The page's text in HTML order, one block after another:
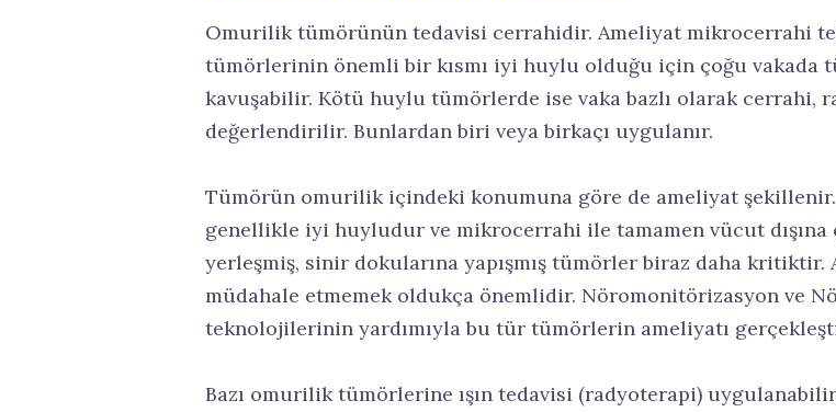
Omurilik tümörünün tedavisi cerrahidir. Ameliyat mikrocerrahi
tümörlerinin önemli bir kısmı iyi huylu olduğu için çoğu vakada
kavuşabilir. Kötü huylu tümörlerde ise vaka bazlı olarak cerrahi,
değerlendirilir. Bunlardan biri veya birkaçı uygulanır.
Tümörün omurilik içindeki konumuna göre de ameliyat
genellikle iyi huyludur ve mikrocerrahi ile tamamen vücut
yerleşmiş, sinir dokularına yapışmış tümörler biraz daha kritiktir.
müdahale etmemek oldukça önemlidir. Nöromonitörizasyon ve
teknolojilerinin yardımıyla bu tür tümörlerin ameliyatı
Bazı omurilik tümörlerine ışın tedavisi (radyoterapi)